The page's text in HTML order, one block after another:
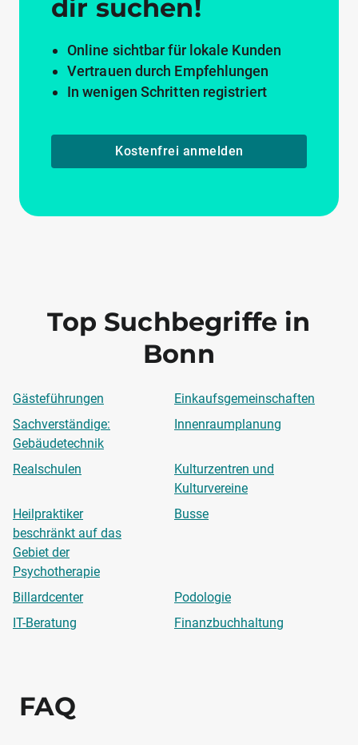
dir suchen!
Online sichtbar für lokale Kunden
Vertrauen durch Empfehlungen
In wenigen Schritten registriert
Kostenfrei anmelden
Top Suchbegriffe in
Bonn
Gästeführungen
Einkaufsgemeinschaften
Sachverständige:
Gebäudetechnik
Innenraumplanung
Realschulen
Kulturzentren und
Kulturvereine
Heilpraktiker
beschränkt auf das
Gebiet der
Psychotherapie
Busse
Billardcenter
Podologie
IT-Beratung
Finanzbuchhaltung
FAQ